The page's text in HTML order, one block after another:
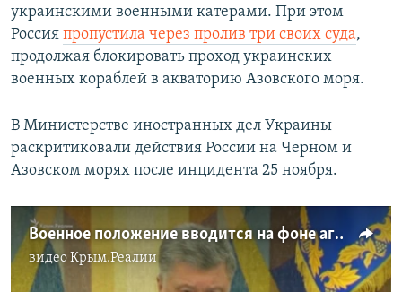
украинскими военными катерами. При этом
Россия пропустила через пролив три своих суда,
продолжая блокировать проход украинских
военных кораблей в акваторию Азовского моря.
В Министерстве иностранных дел Украины
раскритиковали действия России на Черном и
Азовском морях после инцидента 25 ноября.
Военное положение вводится на фоне агрессии России – Порошенко
видеоКрым.Реалии